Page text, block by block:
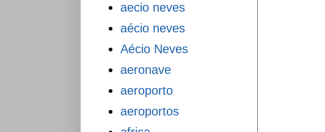
aecio neves
aécio neves
Aécio Neves
aeronave
aeroporto
aeroportos